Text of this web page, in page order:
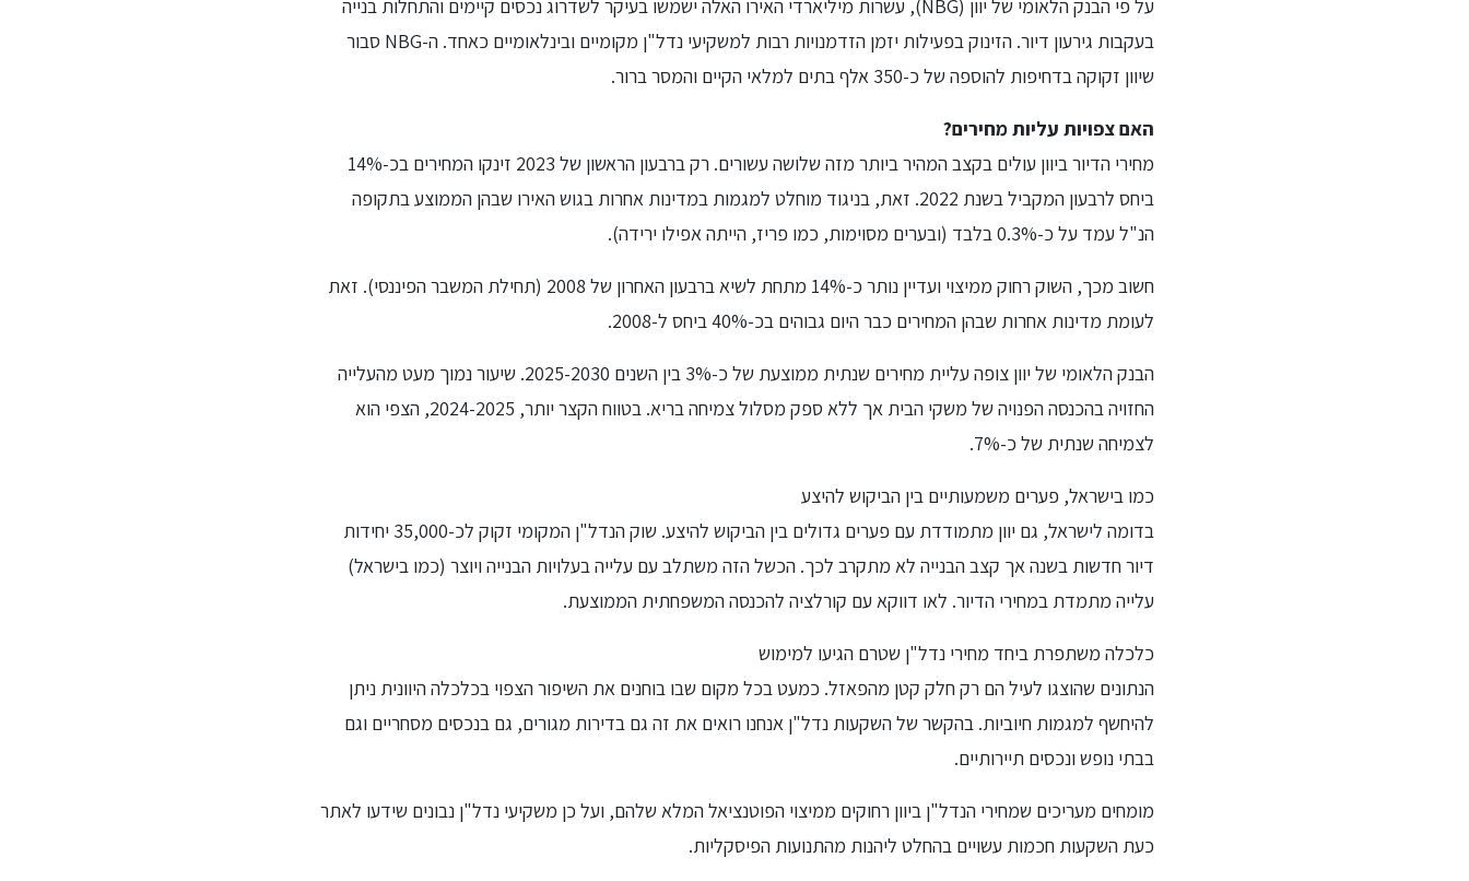
על פי הבנק הלאומי של יוון (NBG), עשרות מיליארדי האירו האלה ישמשו בעיקר לשדרוג נכסים קיימים והתחלות בנייה
בעקבות גירעון דיור. הזינוק בפעילות יזמן הזדמנויות רבות למשקיעי נדל"ן מקומיים ובינלאומיים כאחד. ה-NBG סבור
שיוון זקוקה בדחיפות להוספה של כ-350 אלף בתים למלאי הקיים והמסר ברור.
האם צפויות עליות מחירים?
מחירי הדיור ביוון עולים בקצב המהיר ביותר מזה שלושה עשורים. רק ברבעון הראשון של 2023 זינקו המחירים בכ-14%
ביחס לרבעון המקביל בשנת 2022. זאת, בניגוד מוחלט למגמות במדינות אחרות בגוש האירו שבהן הממוצע בתקופה
הנ"ל עמד על כ-0.3% בלבד (ובערים מסוימות, כמו פריז, הייתה אפילו ירידה).
חשוב מכך, השוק רחוק ממיצוי ועדיין נותר כ-14% מתחת לשיא ברבעון האחרון של 2008 (תחילת המשבר הפיננסי). זאת
לעומת מדינות אחרות שבהן המחירים כבר היום גבוהים בכ-40% ביחס ל-2008.
הבנק הלאומי של יוון צופה עליית מחירים שנתית ממוצעת של כ-3% בין השנים 2025-2030. שיעור נמוך מעט מהעלייה
החזויה בהכנסה הפנויה של משקי הבית אך ללא ספק מסלול צמיחה בריא. בטווח הקצר יותר, 2024-2025, הצפי הוא
לצמיחה שנתית של כ-7%.
כמו בישראל, פערים משמעותיים בין הביקוש להיצע
בדומה לישראל, גם יוון מתמודדת עם פערים גדולים בין הביקוש להיצע. שוק הנדל"ן המקומי זקוק לכ-35,000 יחידות
דיור חדשות בשנה אך קצב הבנייה לא מתקרב לכך. הכשל הזה משתלב עם עלייה בעלויות הבנייה ויוצר (כמו בישראל)
עלייה מתמדת במחירי הדיור. לאו דווקא עם קורלציה להכנסה המשפחתית הממוצעת.
כלכלה משתפרת ביחד מחירי נדל"ן שטרם הגיעו למימוש
הנתונים שהוצגו לעיל הם רק חלק קטן מהפאזל. כמעט בכל מקום שבו בוחנים את השיפור הצפוי בכלכלה היוונית ניתן
להיחשף למגמות חיוביות. בהקשר של השקעות נדל"ן אנחנו רואים את זה גם בדירות מגורים, גם בנכסים מסחריים וגם
בבתי נופש ונכסים תיירותיים.
מומחים מעריכים שמחירי הנדל"ן ביוון רחוקים ממיצוי הפוטנציאל המלא שלהם, ועל כן משקיעי נדל"ן נבונים שידעו לאתר
כעת השקעות חכמות עשויים בהחלט ליהנות מהתנועות הפיסקליות.